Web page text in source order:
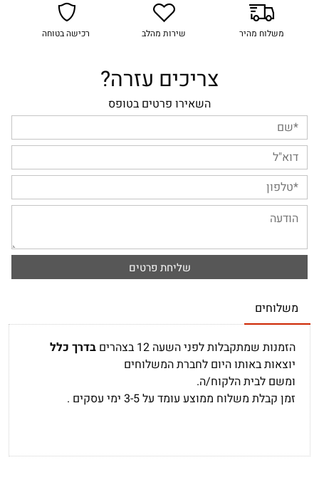
משלוח מהיר שירות מהלב רכישה בטוחה
צריכים עזרה?
השאירו פרטים בטופס
משלוחים
הזמנות שמתקבלות לפני השעה 12 בצהרים
בדרך כלל
יוצאות באותו היום לחברת המשלוחים
ומשם לבית הלקוח/ה.
זמן קבלת משלוח ממוצע עומד על 3-5 ימי עסקים .